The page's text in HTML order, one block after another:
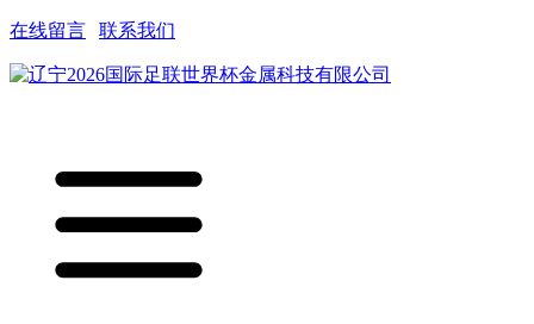
在线留言 联系我们